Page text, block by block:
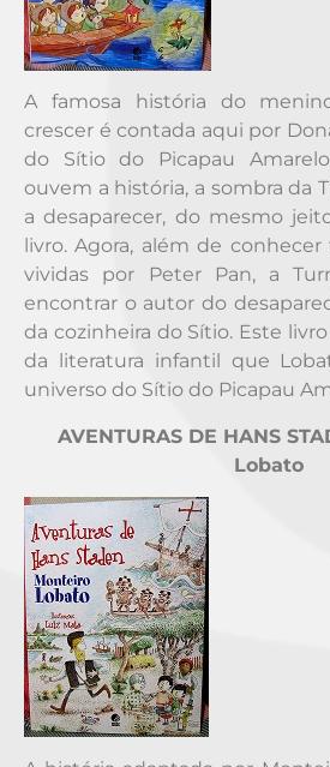
A famosa história do
crescer é contada aqui por
do Sítio do Picapau
ouvem a história, a sombra da
a desaparecer, do mesmo
livro. Agora, além de
vividas por Peter Pan, a
encontrar o autor do
da cozinheira do Sítio. Este
da literatura infantil que
universo do Sítio do Picapau
AVENTURAS DE HANS
Lobato